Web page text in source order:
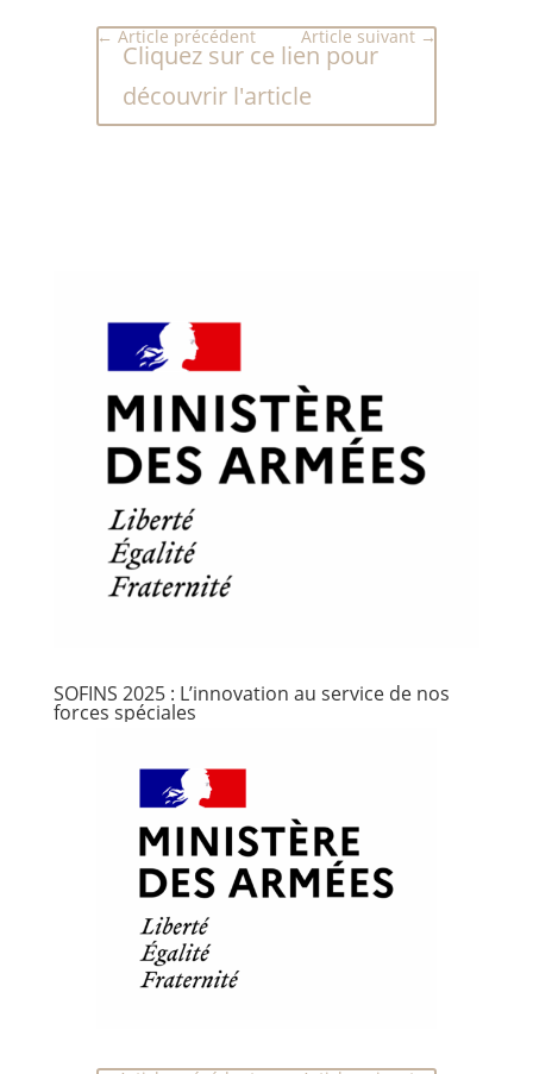
←Article précédent Article suivant→
Cliquez sur ce lien pour
découvrir l'article
SOFINS 2025 : L’innovation au service de nos
forces spéciales